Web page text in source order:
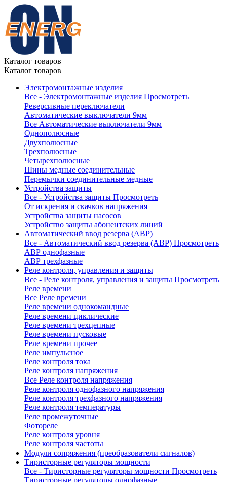
Каталог товаров
Каталог товаров
Электромонтажные изделия
Все - Электромонтажные изделия Просмотреть
Реверсивные переключатели
Автоматические выключатели 9мм
Все Автоматические выключатели 9мм
Однополюсные
Двухполюсные
Трехполюсные
Четырехполюсные
Шины медные соединительные
Перемычки соединительные медные
Устройства защиты
Все - Устройства защиты Просмотреть
От искрения и скачков напряжения
Устройства защиты насосов
Устройство защиты абонентских линий
Автоматический ввод резерва (АВР)
Все - Автоматический ввод резерва (АВР) Просмотреть
АВР однофазные
АВР трехфазные
Реле контроля, управления и защиты
Все - Реле контроля, управления и защиты Просмотреть
Реле времени
Все Реле времени
Реле времени однокомандные
Реле времени циклические
Реле времени трехцепные
Реле времени пусковые
Реле времени прочее
Реле импульсное
Реле контроля тока
Реле контроля напряжения
Все Реле контроля напряжения
Реле контроля однофазного напряжения
Реле контроля трехфазного напряжения
Реле контроля температуры
Реле промежуточные
Фотореле
Реле контроля уровня
Реле контроля частоты
Модули сопряжения (преобразователи сигналов)
Тиристорные регуляторы мощности
Все - Тиристорные регуляторы мощности Просмотреть
Тиристорные регуляторы однофазные